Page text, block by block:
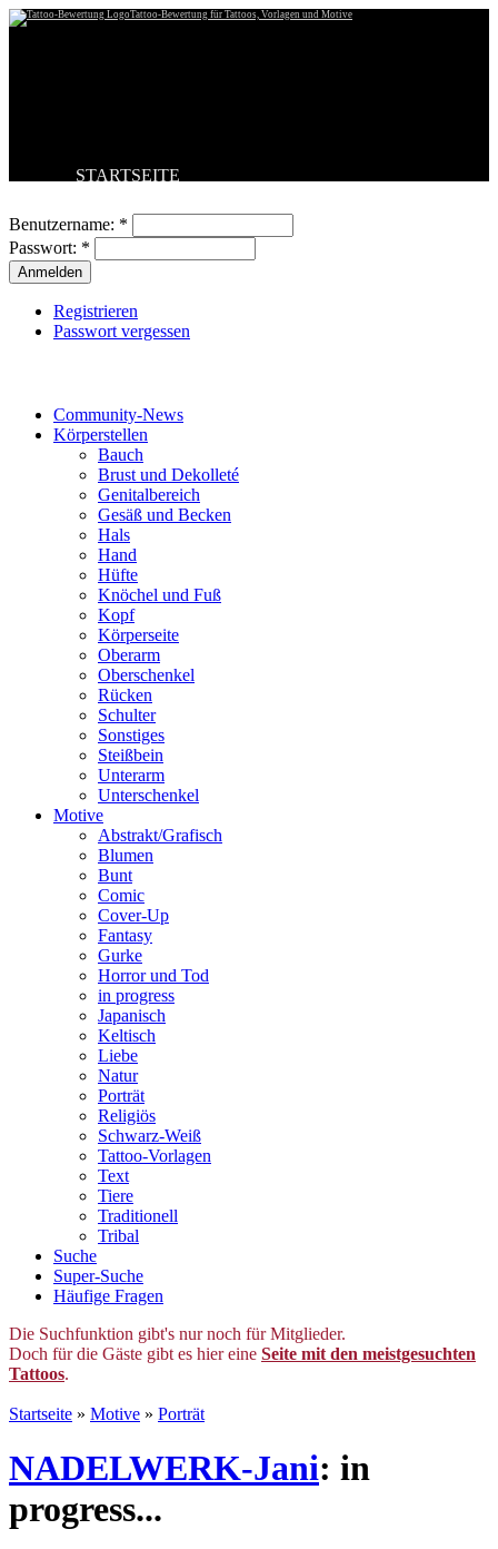
Tattoo-Bewertung für Tattoos, Vorlagen und Motive
STARTSEITE
BESTE TATTOOS
NEUESTE TATTOOS
KOMMENTARE
FORUM
Benutzername: *
Passwort: *
Registrieren
Passwort vergessen
Community-News
Körperstellen
Bauch
Brust und Dekolleté
Genitalbereich
Gesäß und Becken
Hals
Hand
Hüfte
Knöchel und Fuß
Kopf
Körperseite
Oberarm
Oberschenkel
Rücken
Schulter
Sonstiges
Steißbein
Unterarm
Unterschenkel
Motive
Abstrakt/Grafisch
Blumen
Bunt
Comic
Cover-Up
Fantasy
Gurke
Horror und Tod
in progress
Japanisch
Keltisch
Liebe
Natur
Porträt
Religiös
Schwarz-Weiß
Tattoo-Vorlagen
Text
Tiere
Traditionell
Tribal
Suche
Super-Suche
Häufige Fragen
Die Suchfunktion gibt's nur noch für Mitglieder.
Doch für die Gäste gibt es hier eine Seite mit den meistgesuchten
Tattoos.
Startseite » Motive » Porträt
NADELWERK-Jani: in
progress...